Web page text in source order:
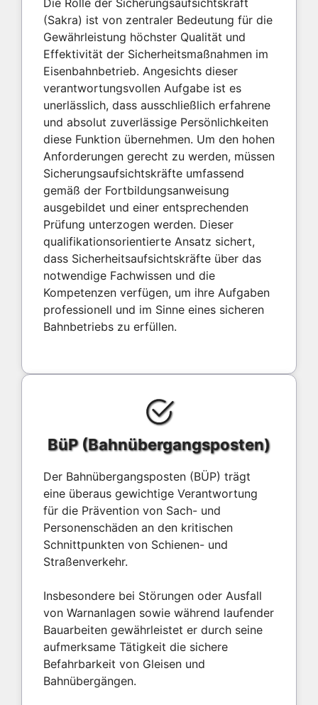
(Sakra) ist von zentraler Bedeutung für die
Gewährleistung höchster Qualität und
Effektivität der Sicherheitsmaßnahmen im
Eisenbahnbetrieb. Angesichts dieser
verantwortungsvollen Aufgabe ist es
unerlässlich, dass ausschließlich erfahrene
und absolut zuverlässige Persönlichkeiten
diese Funktion übernehmen. Um den hohen
Anforderungen gerecht zu werden, müssen
Sicherungsaufsichtskräfte umfassend
gemäß der Fortbildungsanweisung
ausgebildet und einer entsprechenden
Prüfung unterzogen werden. Dieser
qualifikationsorientierte Ansatz sichert,
dass Sicherheitsaufsichtskräfte über das
notwendige Fachwissen und die
Kompetenzen verfügen, um ihre Aufgaben
professionell und im Sinne eines sicheren
Bahnbetriebs zu erfüllen.
BüP (Bahnübergangsposten)
Der Bahnübergangsposten (BÜP) trägt
eine überaus gewichtige Verantwortung
für die Prävention von Sach- und
Personenschäden an den kritischen
Schnittpunkten von Schienen- und
Straßenverkehr.
Insbesondere bei Störungen oder Ausfall
von Warnanlagen sowie während laufender
Bauarbeiten gewährleistet er durch seine
aufmerksame Tätigkeit die sichere
Befahrbarkeit von Gleisen und
Bahnübergängen.